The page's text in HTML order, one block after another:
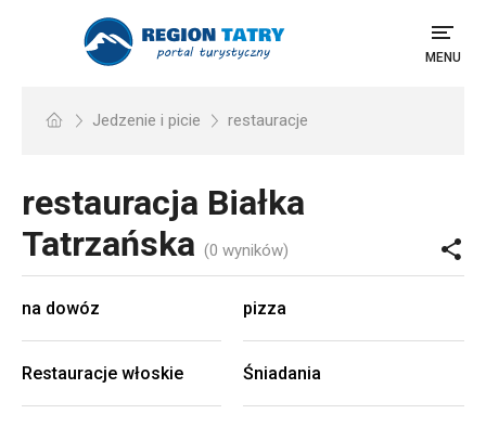
MENU
Jedzenie i picie restauracje
restauracja Białka
Tatrzańska (0 wyników)
na dowóz pizza
Restauracje włoskie Śniadania